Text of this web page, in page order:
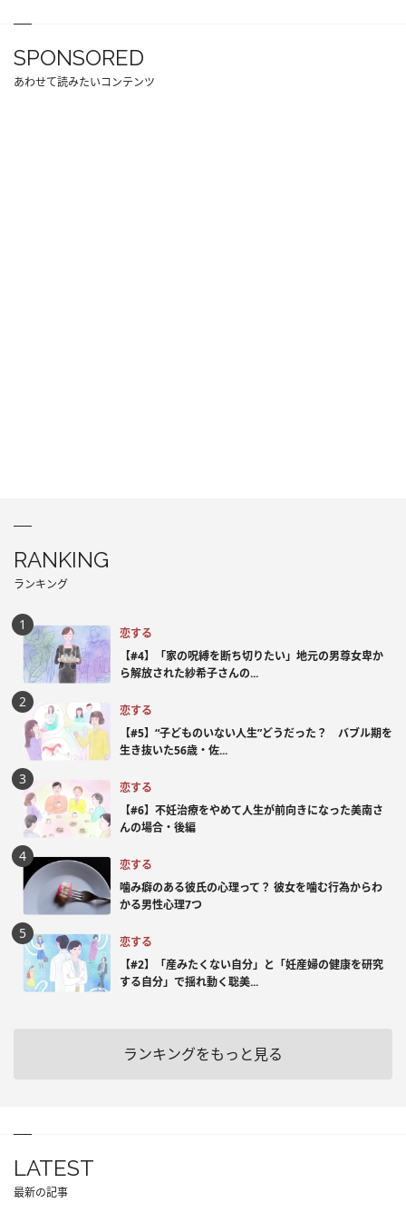
SPONSORED
あわせて読みたいコンテンツ
RANKING
ランキング
恋する
【#4】「家の呪縛を断ち切りたい」地元の男尊女卑か
ら解放された紗希子さんの...
恋する
【#5】“子どものいない人生”どうだった？ バブル期を
生き抜いた56歳・佐...
恋する
【#6】不妊治療をやめて人生が前向きになった美南さ
んの場合・後編
恋する
噛み癖のある彼氏の心理って？ 彼女を噛む行為からわ
かる男性心理7つ
恋する
【#2】「産みたくない自分」と「妊産婦の健康を研究
する自分」で揺れ動く聡美...
ランキングをもっと見る
LATEST
最新の記事